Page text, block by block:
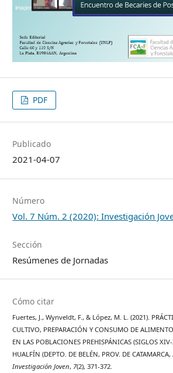
PDF
Publicado
2021-04-07
Número
Vol. 7 Núm. 2 (2020): Investigación
Sección
Resúmenes de Jornadas
Cómo citar
Fuertes, J., Wynveldt, F., & López, M. L. (2021).
CULTIVO, PREPARACIÓN Y CONSUMO DE
EN LAS POBLACIONES PREHISPÁNICAS (SIGLOS
HUALFÍN (DEPTO. DE BELÉN, PROV. DE CATAMARCA,
Investigación Joven, 7(2), 371-372.